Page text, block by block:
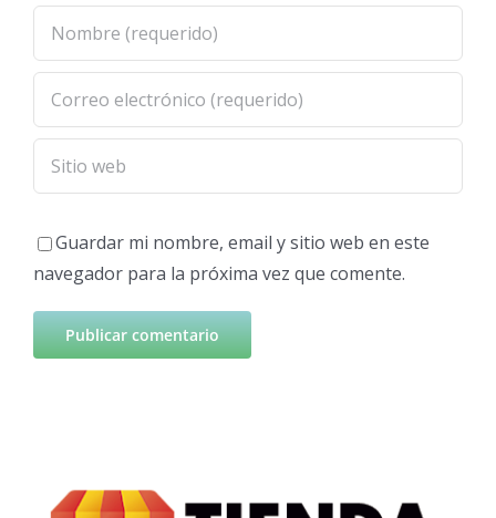
Guardar mi nombre, email y sitio web en este
navegador para la próxima vez que comente.